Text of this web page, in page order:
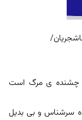
چشنده ی مرگ است
سرشناس و بی بدیل